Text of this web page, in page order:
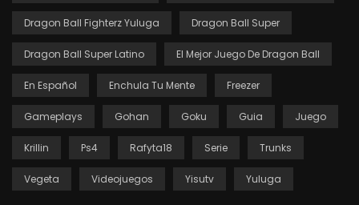
Dragon Ball Fighterz Yuluga Dragon Ball Super
Dragon Ball Super Latino El Mejor Juego De Dragon Ball
En Español Enchula Tu Mente Freezer
Gameplays Gohan Goku Guia Juego
Krillin Ps4 Rafyta18 Serie Trunks
Vegeta Videojuegos Yisutv Yuluga